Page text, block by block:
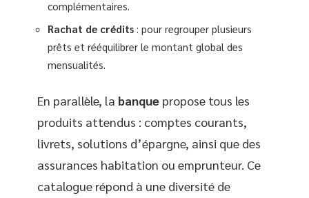
complémentaires.
Rachat de crédits : pour regrouper plusieurs
prêts et rééquilibrer le montant global des
mensualités.
En parallèle, la banque propose tous les
produits attendus : comptes courants,
livrets, solutions d’épargne, ainsi que des
assurances habitation ou emprunteur. Ce
catalogue répond à une diversité de